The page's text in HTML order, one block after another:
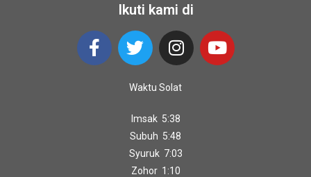
Ikuti kami di
Waktu Solat
Imsak 5:38
Subuh 5:48
Syuruk 7:03
Zohor 1:10